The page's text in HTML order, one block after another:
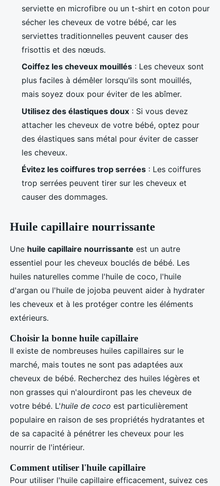
serviette en microfibre ou un t-shirt en coton pour
sécher les cheveux de votre bébé, car les
serviettes traditionnelles peuvent causer des
frisottis et des nœuds.
Coiffez les cheveux mouillés : Les cheveux sont
plus faciles à démêler lorsqu'ils sont mouillés,
mais soyez doux pour éviter de les abîmer.
Utilisez des élastiques doux : Si vous devez
attacher les cheveux de votre bébé, optez pour
des élastiques sans métal pour éviter de casser
les cheveux.
Évitez les coiffures trop serrées : Les coiffures
trop serrées peuvent tirer sur les cheveux et
causer des dommages.
Huile capillaire nourrissante
Une huile capillaire nourrissante est un autre
essentiel pour les cheveux bouclés de bébé. Les
huiles naturelles comme l'huile de coco, l'huile
d'argan ou l'huile de jojoba peuvent aider à hydrater
les cheveux et à les protéger contre les éléments
extérieurs.
Choisir la bonne huile capillaire
Il existe de nombreuses huiles capillaires sur le
marché, mais toutes ne sont pas adaptées aux
cheveux de bébé. Recherchez des huiles légères et
non grasses qui n'alourdiront pas les cheveux de
votre bébé. L'huile de coco est particulièrement
populaire en raison de ses propriétés hydratantes et
de sa capacité à pénétrer les cheveux pour les
nourrir de l'intérieur.
Comment utiliser l'huile capillaire
Pour utiliser l'huile capillaire efficacement, suivez ces